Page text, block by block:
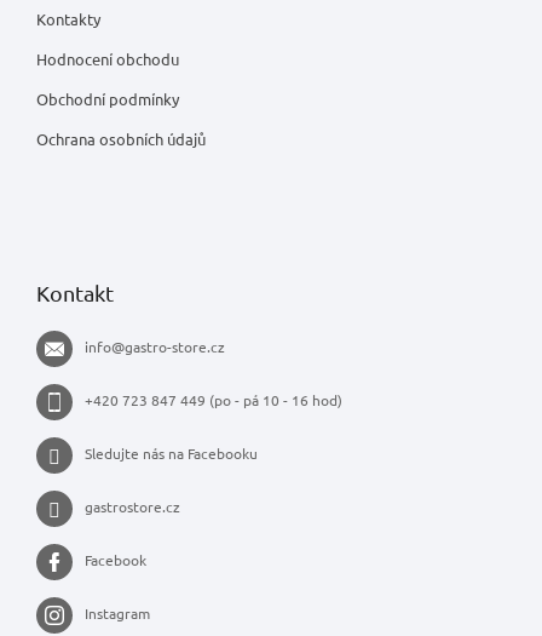
Kontakty
Hodnocení obchodu
Obchodní podmínky
Ochrana osobních údajů
Kontakt
info@gastro-store.cz
+420 723 847 449 (po - pá 10 - 16 hod)
Sledujte nás na Facebooku
gastrostore.cz
Facebook
Instagram